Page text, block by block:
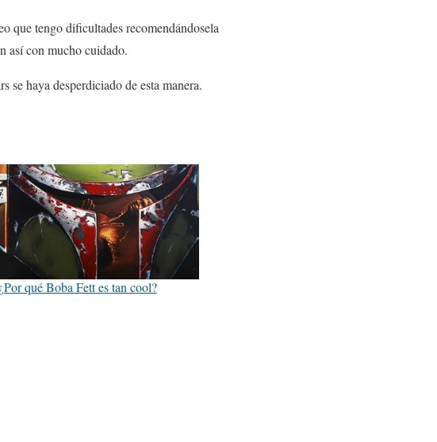
que tengo dificultades recomendándosela
así con mucho cuidado.
se haya desperdiciado de esta manera.
¿Por qué Boba Fett es tan cool?